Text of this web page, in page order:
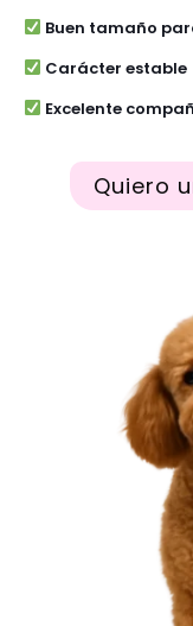
Buen tamaño
Carácter estable
Excelente
Quiero